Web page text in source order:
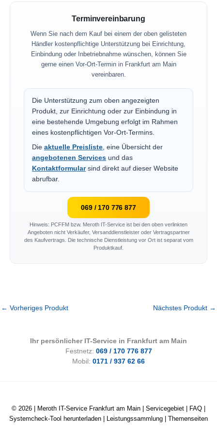
Terminvereinbarung
Wenn Sie nach dem Kauf bei einem der oben gelisteten
Händler kostenpflichtige Unterstützung bei Einrichtung,
Einbindung oder Inbetriebnahme wünschen, können Sie
gerne einen Vor-Ort-Termin in Frankfurt am Main
vereinbaren.
Die Unterstützung zum oben angezeigten
Produkt, zur Einrichtung oder zur Einbindung in
eine bestehende Umgebung erfolgt im Rahmen
eines kostenpflichtigen Vor-Ort-Termins.
Die aktuelle Preisliste, eine Übersicht der
angebotenen Services und das
Kontaktformularsind direkt auf dieser Website
abrufbar.
069 / 170 776 877
Hinweis: PCFFM bzw. Meroth IT-Service ist bei den oben verlinkten
Angeboten nicht Verkäufer, Versanddienstleister oder Vertragspartner
des Kaufvertrags. Die technische Dienstleistung vor Ort ist separat vom
Produktkauf.
← Vorheriges Produkt Nächstes Produkt →
Ihr persönlicher IT-Service in Frankfurt am Main
Festnetz: 069 / 170 776 877
Mobil: 0171 / 937 62 66
© 2026 | Meroth IT-Service Frankfurt am Main Servicegebiet FAQ
Systemcheck-Tool herunterladen
Leistungssammlung Themenseiten